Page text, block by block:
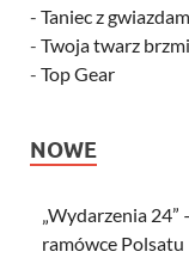
- Taniec z
- Twoja twarz
- Top Gear
NOWE
„Wydarzenia
ramówce Polsatu